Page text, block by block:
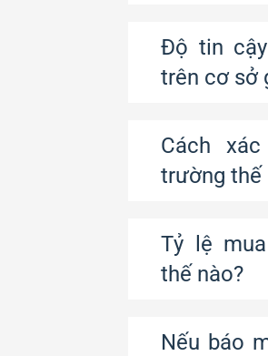
Độ tin
trên cơ sở
Cách
trường thế
Tỷ lệ
thế nào?
Nếu báo